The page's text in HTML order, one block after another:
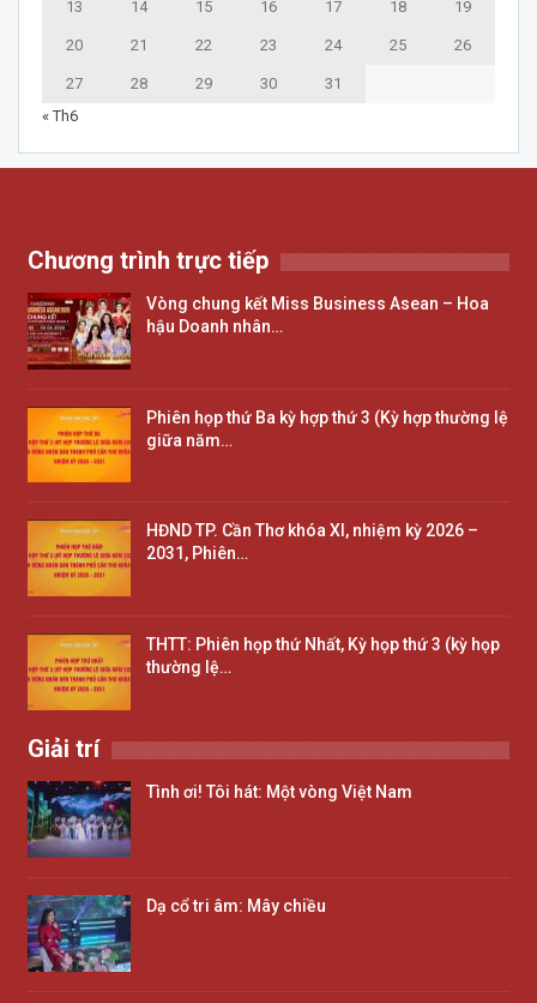
13 14 15 16 17 18 19
20 21 22 23 24 25 26
27 28 29 30
31
« Th6
Chương trình trực tiếp
Vòng chung kết Miss Business Asean – Hoa
hậu Doanh nhân…
Phiên họp thứ Ba kỳ hợp thứ 3 (Kỳ hợp thường lệ
giữa năm…
HĐND TP. Cần Thơ khóa XI, nhiệm kỳ 2026 –
2031, Phiên…
THTT: Phiên họp thứ Nhất, Kỳ họp thứ 3 (kỳ họp
thường lệ…
Giải trí
Tình ơi! Tôi hát: Một vòng Việt Nam
Dạ cổ tri âm: Mây chiều